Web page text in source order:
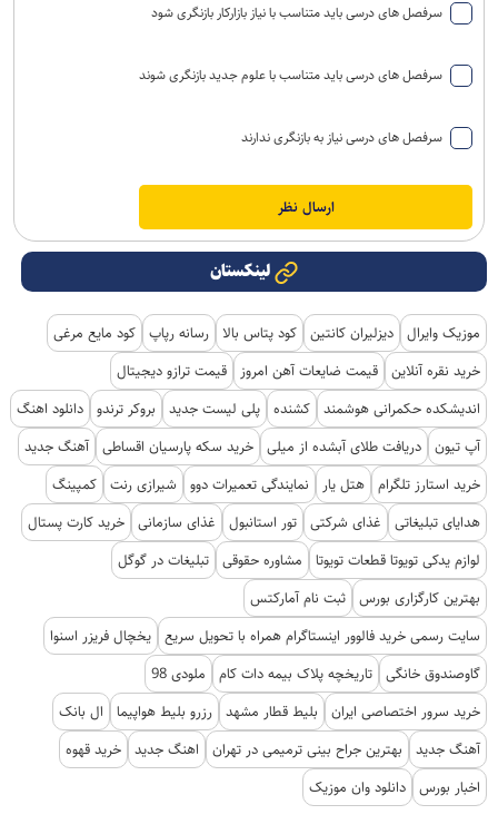
سرفصل های درسی باید متناسب با نیاز بازارکار بازنگری شود
سرفصل های درسی باید متناسب با علوم جدید بازنگری شوند
سرفصل های درسی نیاز به بازنگری ندارند
لینکستان
موزیک وایرال دیزلیران کانتین کود پتاس بالا رسانه رپاپ کود مایع مرغی
خرید نقره آنلاین قیمت ضایعات آهن امروز
قیمت ترازو دیجیتال
اندیشکده حکمرانی هوشمند کشنده پلی لیست جدید بروکر ترندو دانلود اهنگ
آپ تیون دریافت طلای آبشده از میلی خرید سکه پارسیان اقساطی آهنگ جدید
خرید استارز تلگرام هتل یار نمایندگی تعمیرات دوو شیرازی رنت کمپینگ
هدایای تبلیغاتی
غذای شرکتی تور استانبول غذای سازمانی خرید کارت پستال
لوازم یدکی تویوتا قطعات تویوتا
مشاوره حقوقی تبلیغات در گوگل
بهترین کارگزاری بورس ثبت نام آمارکتس
سایت رسمی خرید فالوور اینستاگرام همراه با تحویل سریع یخچال فریزر اسنوا
گاوصندوق خانگی تاریخچه پلاک بیمه دات کام
ملودی 98
خرید سرور اختصاصی ایران
بلیط قطار مشهد رزرو بلیط هواپیما
ال بانک
آهنگ جدید
بهترین جراح بینی ترمیمی در تهران اهنگ جدید خرید قهوه
اخبار بورس دانلود وان موزیک